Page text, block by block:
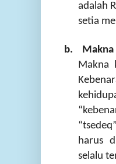
adalah
setia
b. Makna
Makna
harus
selalu